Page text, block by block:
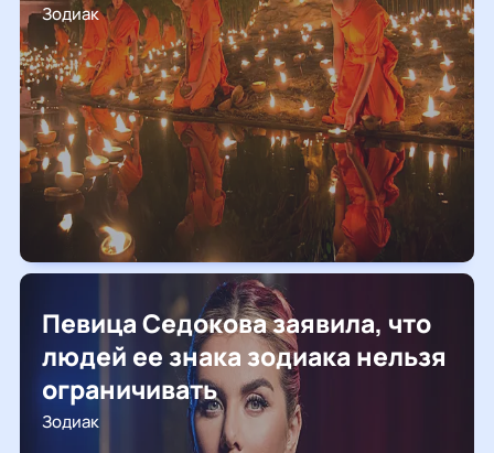
Зодиак
Певица Седокова заявила, что
людей ее знака зодиака нельзя
ограничивать
Зодиак